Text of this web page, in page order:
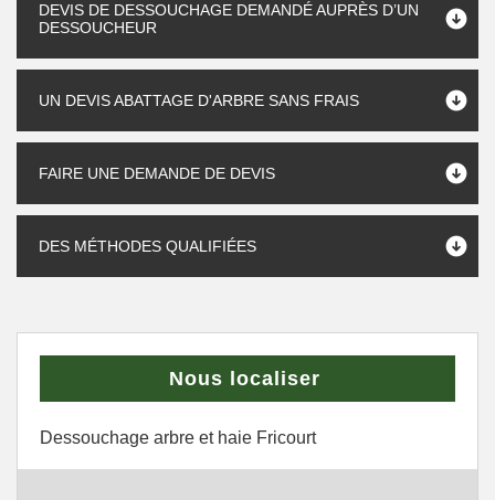
DEVIS DE DESSOUCHAGE DEMANDÉ AUPRÈS D’UN
DESSOUCHEUR
UN DEVIS ABATTAGE D'ARBRE SANS FRAIS
FAIRE UNE DEMANDE DE DEVIS
DES MÉTHODES QUALIFIÉES
Nous localiser
Dessouchage arbre et haie Fricourt